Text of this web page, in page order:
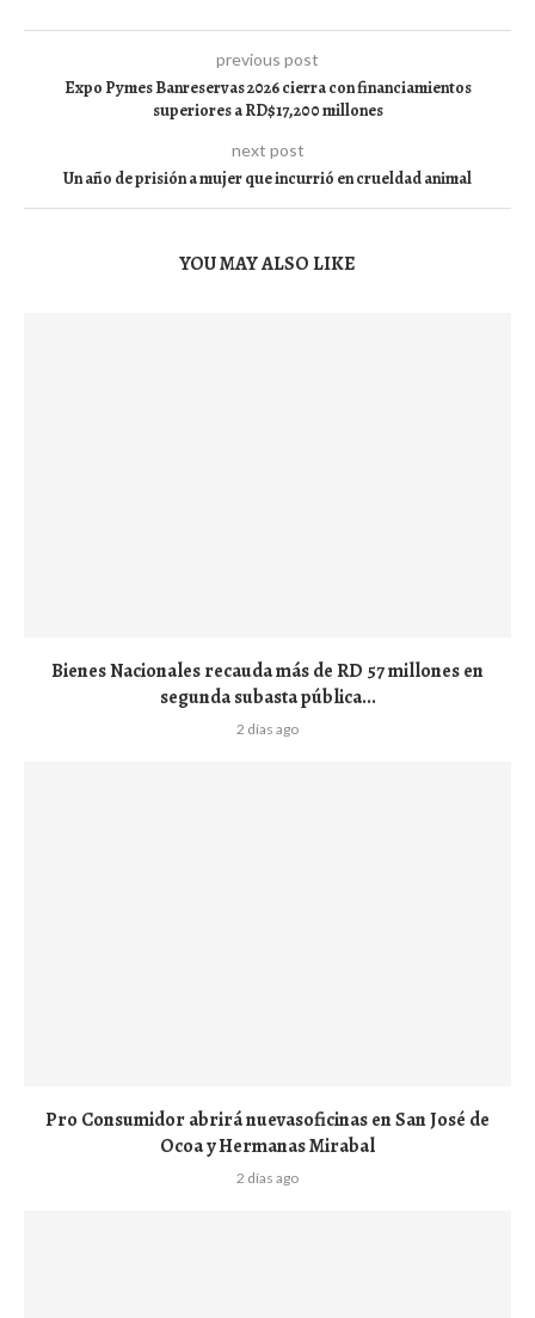
previous post
Expo Pymes Banreservas 2026 cierra con financiamientos
superiores a RD$17,200 millones
next post
Un año de prisión a mujer que incurrió en crueldad animal
YOU MAY ALSO LIKE
Bienes Nacionales recauda más de RD 57 millones en
segunda subasta pública...
2 días ago
Pro Consumidor abrirá nuevasoficinas en San José de
Ocoa y Hermanas Mirabal
2 días ago